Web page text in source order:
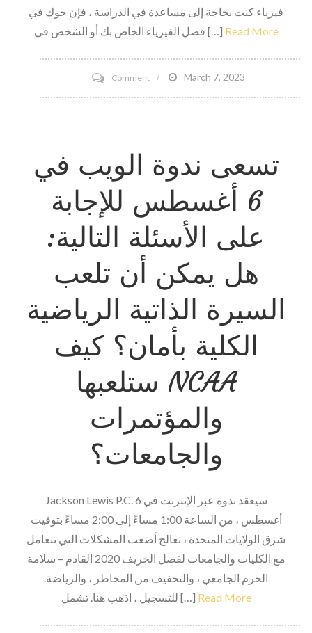
فيزياء كنت بحاجة إلى مساعدة في الدراسة ، فإن جوك في
فصل الفيزياء الخاص بك أو الشخص في […] Read More
Commenton
هل
الذكاء؟
March 7, 2023
تسعى ندوة الويب في
6 أغسطس للإجابة
على الأسئلة التالية:
هل يمكن أن تلعب
السيرة الذاتية الرياضية
الكلية بأمان؟ كيف
ستلعبها NCAA
والمؤتمرات
والجامعات؟
Jackson Lewis P.C. سيعقد ندوة عبر الإنترنت في 6
أغسطس ، من الساعة 1:00 مساءً إلى 2:00 مساءً بتوقيت
شرق الولايات المتحدة ، تعالج أصعب المشكلات التي تتعامل
مع الكليات والجامعات لفصل الخريف 2020 القادم – سلامة
الحرم الجامعي ، والتخفيف من المخاطر ، والرياضة.
للتسجيل ، اذهب هنا. تشمل […] Read More